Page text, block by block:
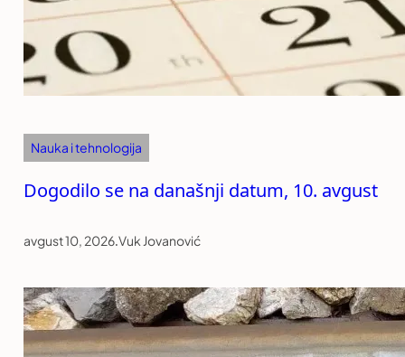
Nauka i tehnologija
Dogodilo se na današnji datum, 10. avgust
avgust 10, 2026.Vuk Jovanović